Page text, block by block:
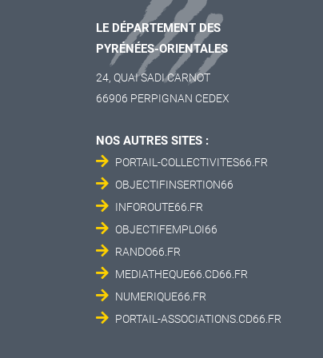
LE DÉPARTEMENT DES
PYRÉNÉES-ORIENTALES
24, QUAI SADI CARNOT
66906 PERPIGNAN CEDEX
NOS AUTRES SITES :
PORTAIL-COLLECTIVITES66.FR
OBJECTIFINSERTION66
INFOROUTE66.FR
OBJECTIFEMPLOI66
RANDO66.FR
MEDIATHEQUE66.CD66.FR
NUMERIQUE66.FR
PORTAIL-ASSOCIATIONS.CD66.FR